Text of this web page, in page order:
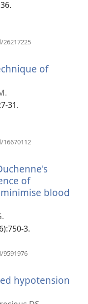
창 of
31.
창
of
blood
3.
창
hypotension